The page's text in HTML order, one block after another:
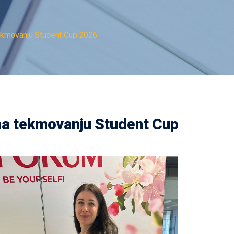
Student Cup 2026
tekmovanju Student Cup